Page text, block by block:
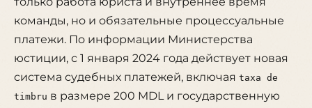
команды, но и обязательные процессуальные
платежи. По информации Министерства
юстиции, с 1 января 2024 года действует новая
система судебных платежей, включая taxa de
timbru в размере 200 MDL и государственную